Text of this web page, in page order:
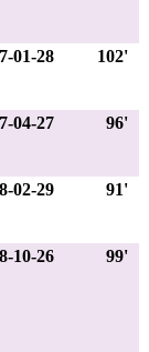
01-28 102'
04-27 96'
02-29 91'
10-26 99'